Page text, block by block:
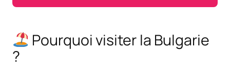
Pourquoi visiter la Bulgarie
?